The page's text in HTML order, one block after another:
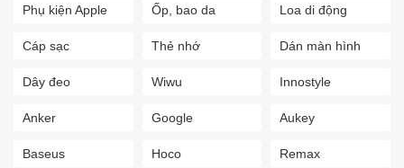
Phụ kiện Apple Ốp, bao da Loa di động
Cáp sạc Thẻ nhớ Dán màn hình
Dây đeo Wiwu Innostyle
Anker Google Aukey
Baseus Hoco Remax